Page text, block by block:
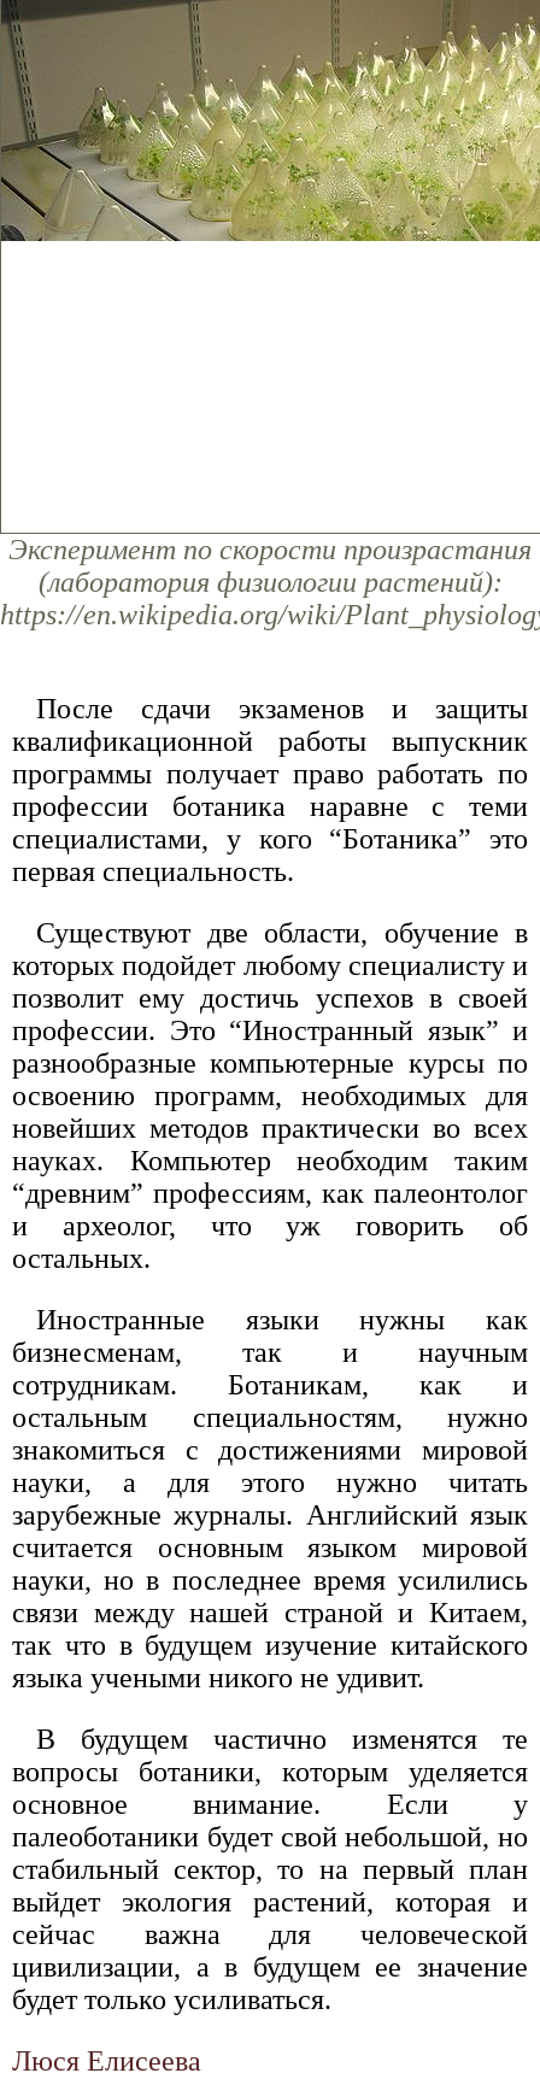
Эксперимент по скорости произрастания
(лаборатория физиологии растений):
https://en.wikipedia.org/wiki/
После сдачи экзаменов и защиты
квалификационной работы выпускник
программы получает право работать по
профессии ботаника наравне с теми
специалистами, у кого “Ботаника” это
первая специальность.
Существуют две области, обучение в
которых подойдет любому специалисту и
позволит ему достичь успехов в своей
профессии. Это “Иностранный язык” и
разнообразные компьютерные курсы по
освоению программ, необходимых для
новейших методов практически во всех
науках. Компьютер необходим таким
“древним” профессиям, как палеонтолог
и археолог, что уж говорить об
остальных.
Иностранные языки нужны как
бизнесменам, так и научным
сотрудникам. Ботаникам, как и
остальным специальностям, нужно
знакомиться с достижениями мировой
науки, а для этого нужно читать
зарубежные журналы. Английский язык
считается основным языком мировой
науки, но в последнее время усилились
связи между нашей страной и Китаем,
так что в будущем изучение китайского
языка учеными никого не удивит.
В будущем частично изменятся те
вопросы ботаники, которым уделяется
основное внимание. Если у
палеоботаники будет свой небольшой, но
стабильный сектор, то на первый план
выйдет экология растений, которая и
сейчас важна для человеческой
цивилизации, а в будущем ее значение
будет только усиливаться.
Люся Елисеева